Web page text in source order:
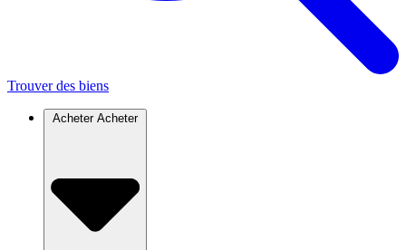
Trouver des biens
Acheter Acheter